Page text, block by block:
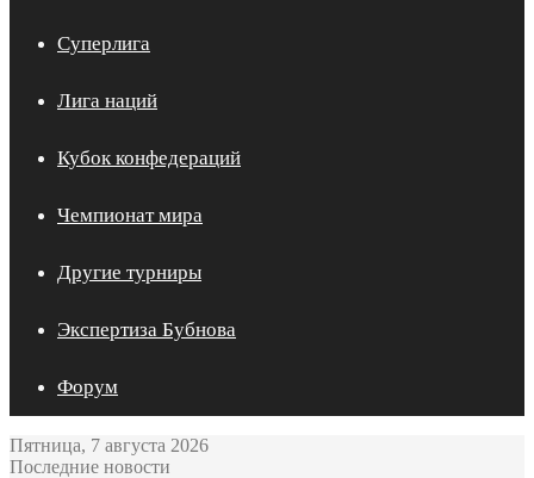
Суперлига
Лига наций
Кубок конфедераций
Чемпионат мира
Другие турниры
Экспертиза Бубнова
Форум
Пятница, 7 августа 2026
Последние новости